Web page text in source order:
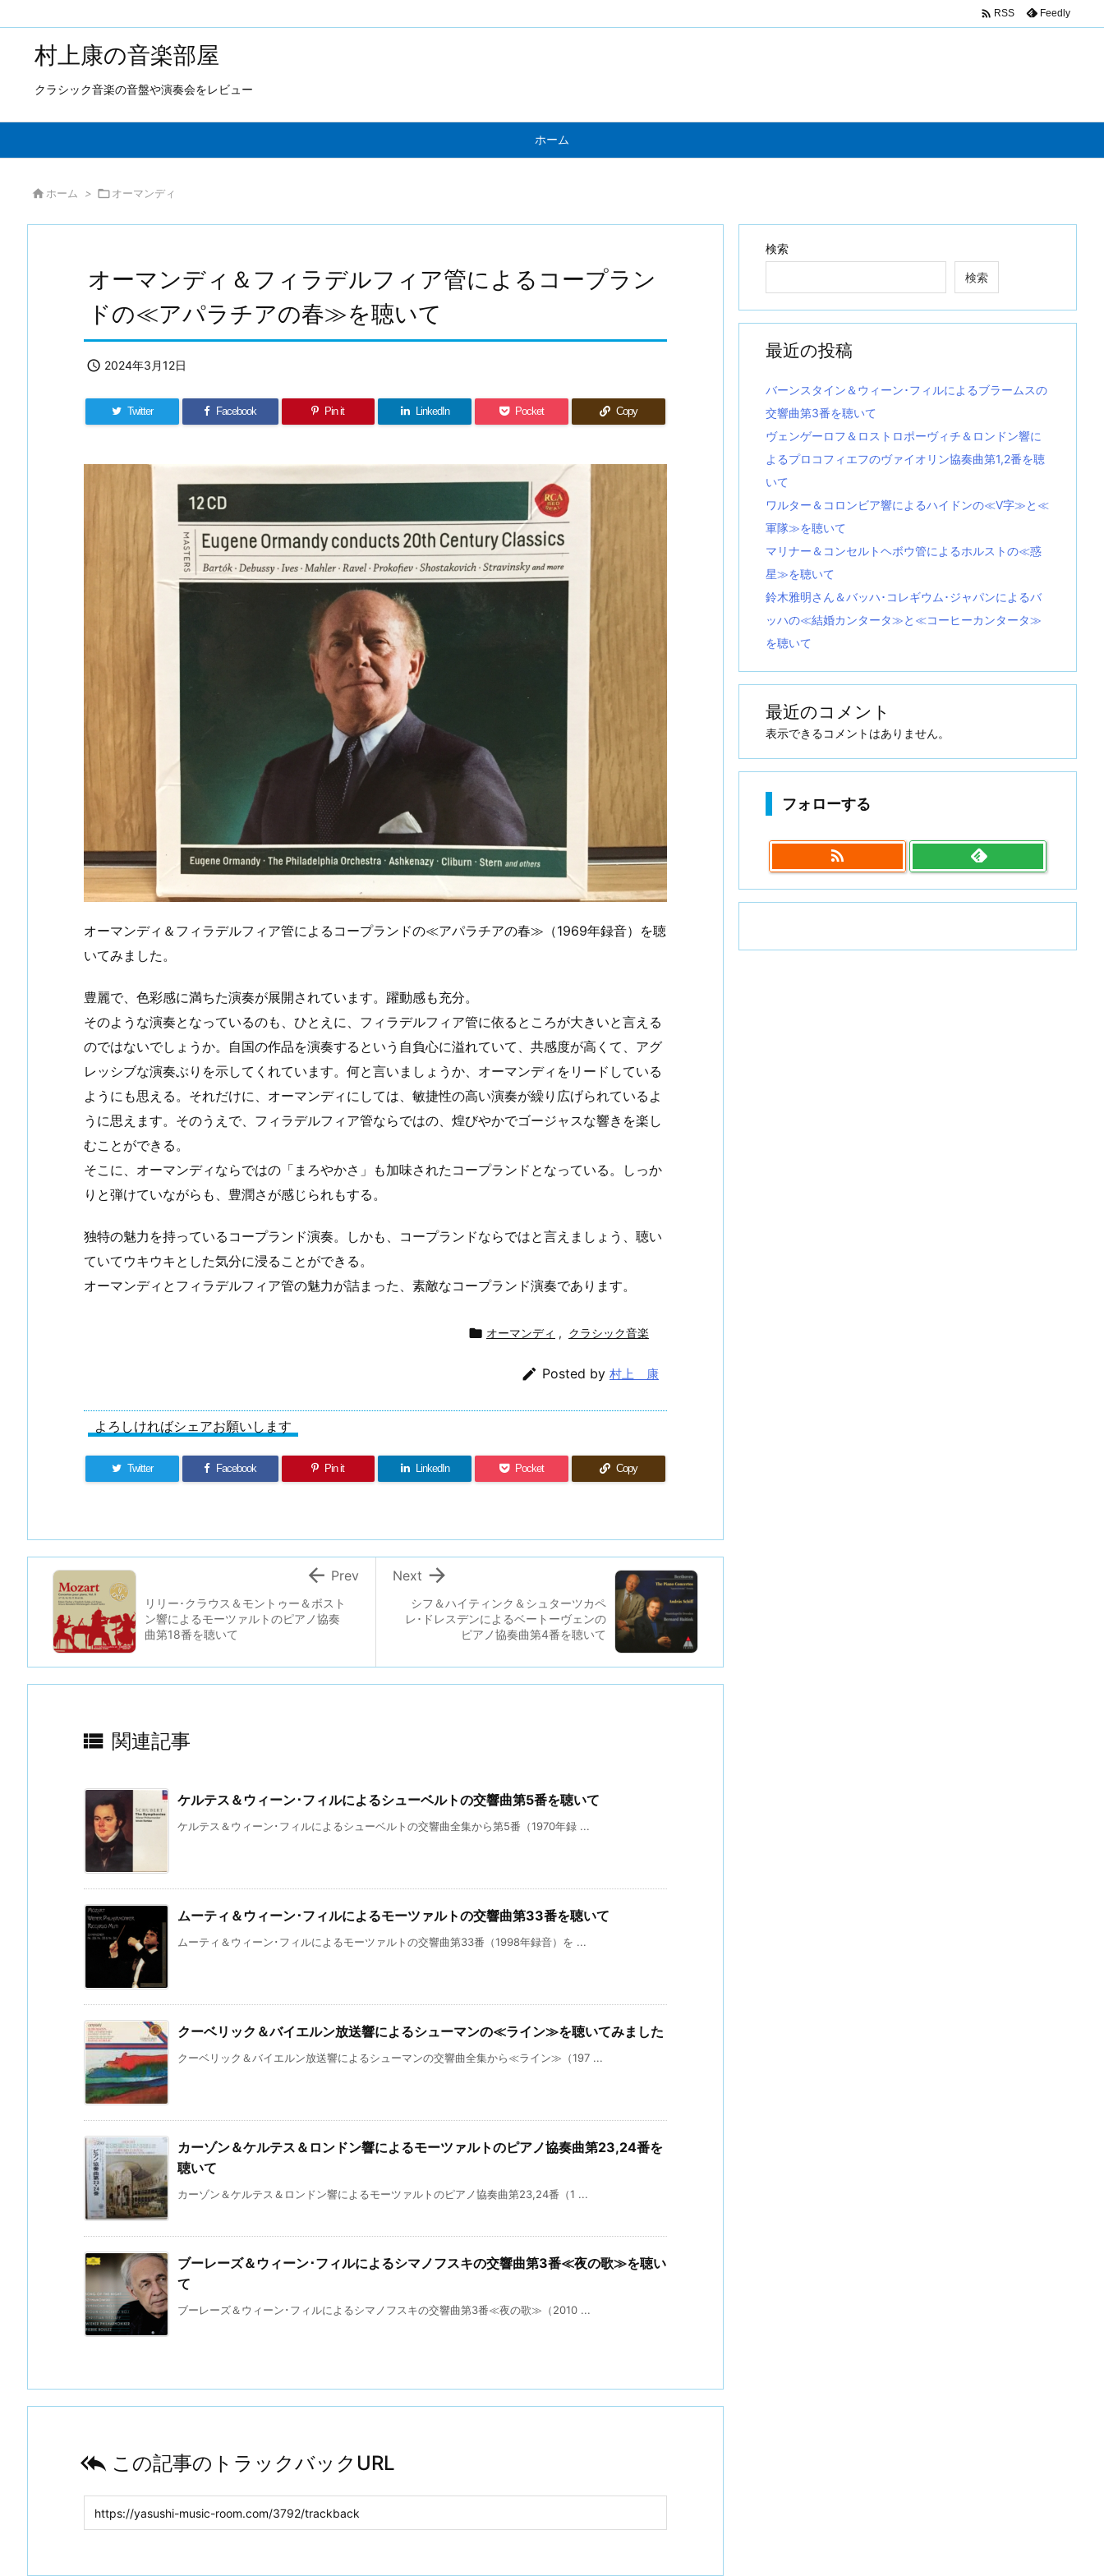
村上康の音楽部屋
クラシック音楽の音盤や演奏会をレビュー
ホーム
 RSS Feedly
 ホーム > オーマンディ
オーマンディ＆フィラデルフィア管によるコープラン
ドの≪アパラチアの春≫を聴いて
 2024年3月12日
Twitter Facebook Pin it LinkedIn Pocket Copy
オーマンディ＆フィラデルフィア管によるコープランドの≪アパラチアの春≫（1969年録音）を聴
いてみました。
豊麗で、色彩感に満ちた演奏が展開されています。躍動感も充分。
そのような演奏となっているのも、ひとえに、フィラデルフィア管に依るところが大きいと言える
のではないでしょうか。自国の作品を演奏するという自負心に溢れていて、共感度が高くて、アグ
レッシブな演奏ぶりを示してくれています。何と言いましょうか、オーマンディをリードしている
ようにも思える。それだけに、オーマンディにしては、敏捷性の高い演奏が繰り広げられているよ
うに思えます。そのうえで、フィラデルフィア管ならではの、煌びやかでゴージャスな響きを楽し
むことができる。
そこに、オーマンディならではの「まろやかさ」も加味されたコープランドとなっている。しっか
りと弾けていながらも、豊潤さが感じられもする。
独特の魅力を持っているコープランド演奏。しかも、コープランドならではと言えましょう、聴い
ていてウキウキとした気分に浸ることができる。
オーマンディとフィラデルフィア管の魅力が詰まった、素敵なコープランド演奏であります。
 オーマンディ , クラシック音楽
 Posted by 村上 康
よろしければシェアお願いします
Twitter Facebook Pin it LinkedIn Pocket Copy
シフ＆ハイティンク＆シュターツカペ
レ･ドレスデンによるベートーヴェンの
ピアノ協奏曲第4番を聴いて

Next
リリー･クラウス＆モントゥー＆ボスト
ン響によるモーツァルトのピアノ協奏
曲第18番を聴いて
 Prev
 関連記事
ケルテス＆ウィーン･フィルによるシューベルトの交響曲第5番を聴いて
ケルテス＆ウィーン･フィルによるシューベルトの交響曲全集から第5番（1970年録 ...
ムーティ＆ウィーン･フィルによるモーツァルトの交響曲第33番を聴いて
ムーティ＆ウィーン･フィルによるモーツァルトの交響曲第33番（1998年録音）を ...
クーベリック＆バイエルン放送響によるシューマンの≪ライン≫を聴いてみました
クーベリック＆バイエルン放送響によるシューマンの交響曲全集から≪ライン≫（197 ...
カーゾン＆ケルテス＆ロンドン響によるモーツァルトのピアノ協奏曲第23,24番を
聴いて
カーゾン＆ケルテス＆ロンドン響によるモーツァルトのピアノ協奏曲第23,24番（1 ...
ブーレーズ＆ウィーン･フィルによるシマノフスキの交響曲第3番≪夜の歌≫を聴い
て
ブーレーズ＆ウィーン･フィルによるシマノフスキの交響曲第3番≪夜の歌≫（2010 ...
 この記事のトラックバックURL
検索
検索
最近の投稿
バーンスタイン＆ウィーン･フィルによるブラームスの
交響曲第3番を聴いて
ヴェンゲーロフ＆ロストロポーヴィチ＆ロンドン響に
よるプロコフィエフのヴァイオリン協奏曲第1,2番を聴
いて
ワルター＆コロンビア響によるハイドンの≪V字≫と≪
軍隊≫を聴いて
マリナー＆コンセルトヘボウ管によるホルストの≪惑
星≫を聴いて
鈴木雅明さん＆バッハ･コレギウム･ジャパンによるバ
ッハの≪結婚カンタータ≫と≪コーヒーカンタータ≫
を聴いて
最近のコメント
表示できるコメントはありません。
フォローする
